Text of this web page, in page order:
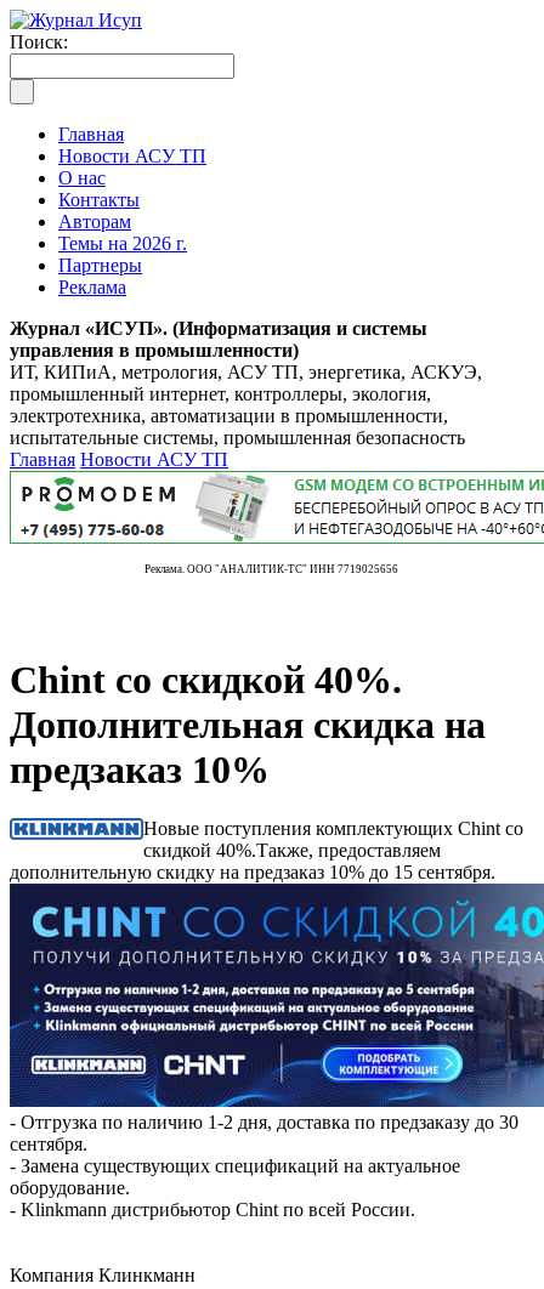
Поиск:
Главная
Новости АСУ ТП
О нас
Контакты
Авторам
Темы на 2026 г.
Партнеры
Реклама
Журнал «ИСУП». (Информатизация и системы
управления в промышленности)
ИТ, КИПиА, метрология, АСУ ТП, энергетика, АСКУЭ,
промышленный интернет, контроллеры, экология,
электротехника, автоматизации в промышленности,
испытательные системы, промышленная безопасность
Главная Новости АСУ ТП
Реклама. ООО "АНАЛИТИК-ТС" ИНН 7719025656
Chint со скидкой 40%.
Дополнительная скидка на
предзаказ 10%
Новые поступления комплектующих Chint со
скидкой 40%.Также, предоставляем
дополнительную скидку на предзаказ 10% до 15 сентября.
- Отгрузка по наличию 1-2 дня, доставка по предзаказу до 30
сентября.
- Замена существующих спецификаций на актуальное
оборудование.
- Klinkmann дистрибьютор Chint по всей России.
Компания Клинкманн